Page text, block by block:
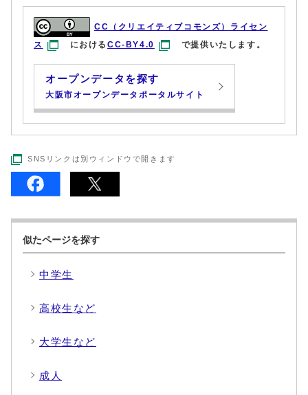
CC（クリエイティブコモンズ）ライセン
ス
におけるCC-BY4.0 で提供いたします。
オープンデータを探す
大阪市オープンデータポータルサイト
SNSリンクは別ウィンドウで開きます
似たページを探す
中学生
高校生など
大学生など
成人